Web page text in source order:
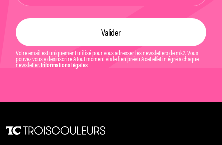
Votre email est uniquement utilisé pour vous adresser les newsletters de mk2. Vous
pouvez vous y désinscrire à tout moment via le lien prévu à cet effet intégré à chaque
newsletter. Informations légales